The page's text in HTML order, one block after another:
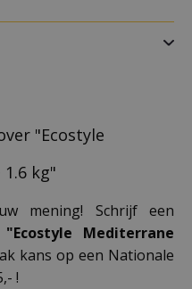
"Ecostyle
kg"
mening! Schrijf een
"Ecostyle Mediterrane
kans op een Nationale
!